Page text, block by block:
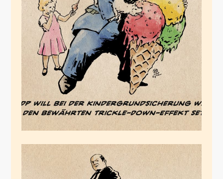
Die FDP hasst alle
Kinder, ausser es sind
reiche Kinder
Juli 13, 2024